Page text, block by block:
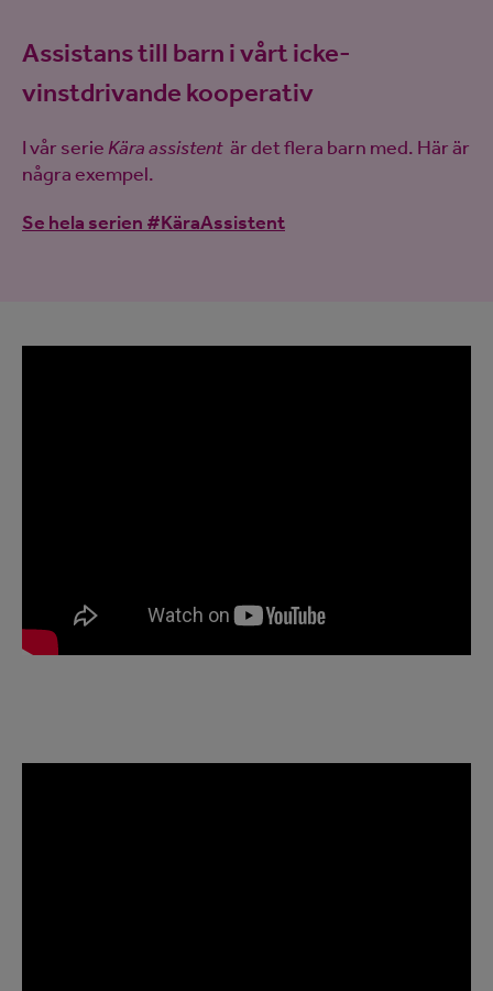
Assistans till barn i vårt icke-
vinstdrivande kooperativ
I vår serieKära assistent är det flera barn med. Här är
några exempel.
Se hela serien #KäraAssistent